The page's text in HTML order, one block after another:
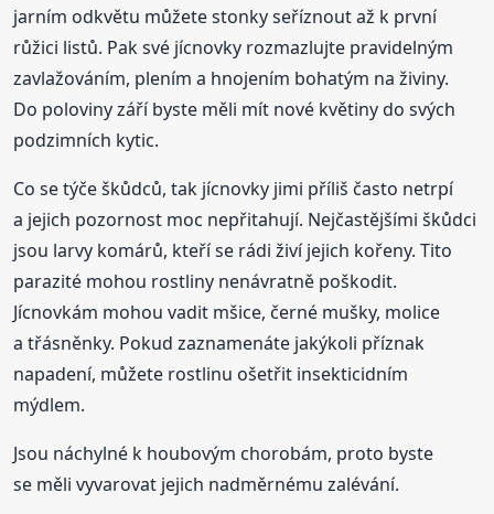
jarním odkvětu můžete stonky seříznout až k první
růžici listů. Pak své jícnovky rozmazlujte pravidelným
zavlažováním, plením a hnojením bohatým na živiny.
Do poloviny září byste měli mít nové květiny do svých
podzimních kytic.
Co se týče škůdců, tak jícnovky jimi příliš často netrpí
a jejich pozornost moc nepřitahují. Nejčastějšími škůdci
jsou larvy komárů, kteří se rádi živí jejich kořeny. Tito
parazité mohou rostliny nenávratně poškodit.
Jícnovkám mohou vadit mšice, černé mušky, molice
a třásněnky. Pokud zaznamenáte jakýkoli příznak
napadení, můžete rostlinu ošetřit insekticidním
mýdlem.
Jsou náchylné k houbovým chorobám, proto byste
se měli vyvarovat jejich nadměrnému zalévání.